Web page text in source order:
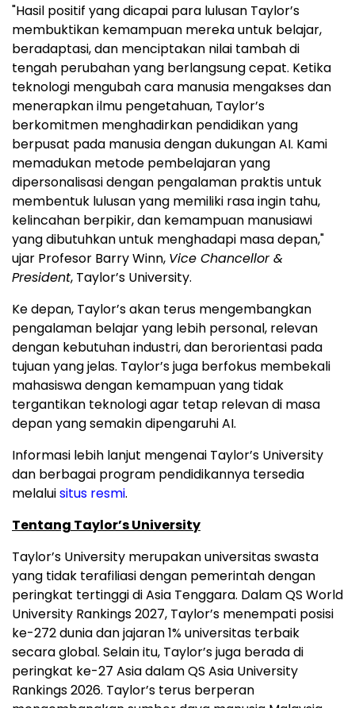
"Hasil positif yang dicapai para lulusan Taylor’s
membuktikan kemampuan mereka untuk belajar,
beradaptasi, dan menciptakan nilai tambah di
tengah perubahan yang berlangsung cepat. Ketika
teknologi mengubah cara manusia mengakses dan
menerapkan ilmu pengetahuan, Taylor’s
berkomitmen menghadirkan pendidikan yang
berpusat pada manusia dengan dukungan AI. Kami
memadukan metode pembelajaran yang
dipersonalisasi dengan pengalaman praktis untuk
membentuk lulusan yang memiliki rasa ingin tahu,
kelincahan berpikir, dan kemampuan manusiawi
yang dibutuhkan untuk menghadapi masa depan,"
ujar Profesor Barry Winn, Vice Chancellor &
President, Taylor’s University.
Ke depan, Taylor’s akan terus mengembangkan
pengalaman belajar yang lebih personal, relevan
dengan kebutuhan industri, dan berorientasi pada
tujuan yang jelas. Taylor’s juga berfokus membekali
mahasiswa dengan kemampuan yang tidak
tergantikan teknologi agar tetap relevan di masa
depan yang semakin dipengaruhi AI.
Informasi lebih lanjut mengenai Taylor’s University
dan berbagai program pendidikannya tersedia
melaluisitus resmi.
Tentang Taylor’s University
Taylor’s University merupakan universitas swasta
yang tidak terafiliasi dengan pemerintah dengan
peringkat tertinggi di Asia Tenggara. Dalam QS World
University Rankings 2027, Taylor’s menempati posisi
ke-272 dunia dan jajaran 1% universitas terbaik
secara global. Selain itu, Taylor’s juga berada di
peringkat ke-27 Asia dalam QS Asia University
Rankings 2026. Taylor’s terus berperan